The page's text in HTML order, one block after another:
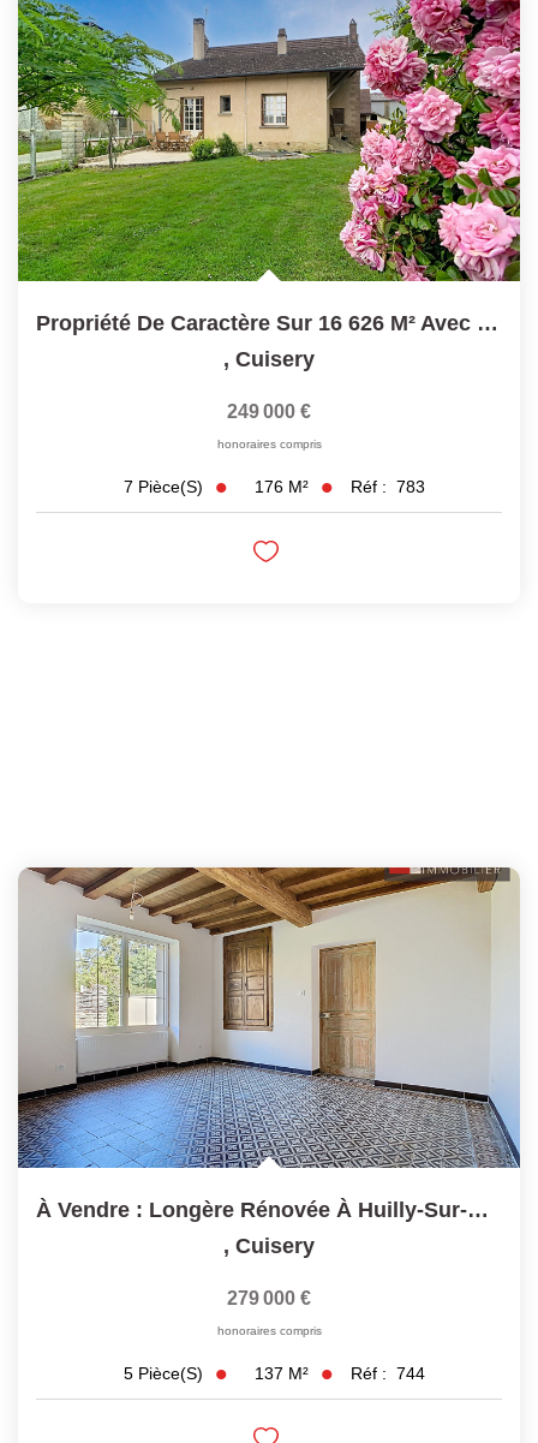
Propriété De Caractère Sur 16 626 M² Avec Maison De 175 M²...
, Cuisery
249 000 €
honoraires compris
7 Pièce(s) 176 M² Réf : 783
À Vendre : Longère Rénovée À Huilly-Sur-Seille 5 Pièces
, Cuisery
279 000 €
honoraires compris
5 Pièce(s) 137 M² Réf : 744